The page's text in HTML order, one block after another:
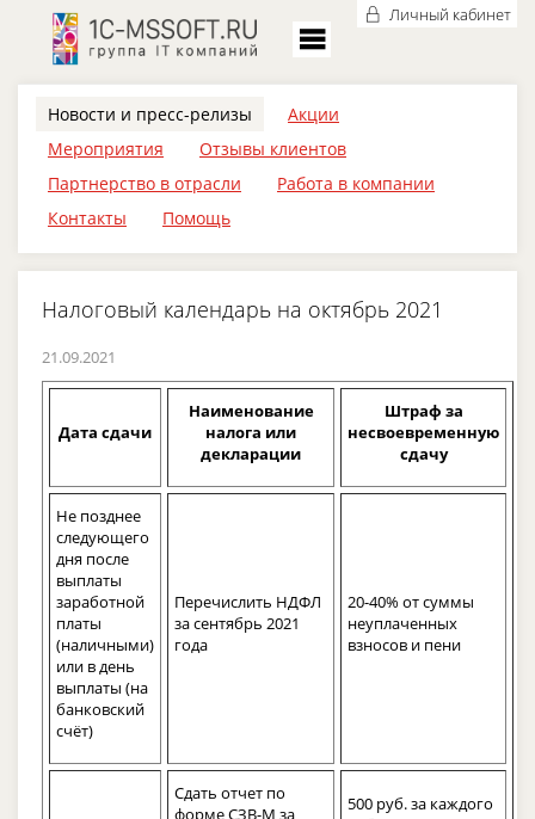
Личный кабинет
Новости и пресс-релизы
Акции
Мероприятия
Отзывы клиентов
Партнерство в отрасли
Работа в компании
Контакты
Помощь
Налоговый календарь на октябрь 2021
21.09.2021
Дата сдачи
Наименование
налога или
декларации
Штраф за
несвоевременную
сдачу
Не позднее
следующего
дня после
выплаты
заработной
платы
(наличными)
или в день
выплаты (на
банковский
счёт)
Перечислить НДФЛ
за сентябрь 2021
года
20-40% от суммы
неуплаченных
взносов и пени
Сдать отчет по
форме СЗВ-М за
500 руб. за каждого